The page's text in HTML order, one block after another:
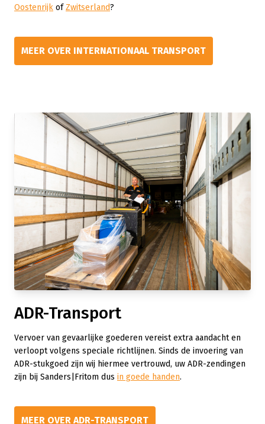
Oostenrijk ofZwitserland?
MEER OVER INTERNATIONAAL TRANSPORT
ADR-Transport
Vervoer van gevaarlijke goederen vereist extra aandacht en
verloopt volgens speciale richtlijnen. Sinds de invoering van
ADR-stukgoed zijn wij hiermee vertrouwd, uw ADR-zendingen
zijn bij Sanders|Fritom dus in goede handen.
MEER OVER ADR-TRANSPORT